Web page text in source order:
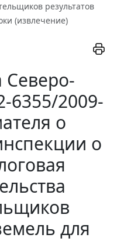
результатов
(извлечение)
Северо-
6355/2009-
о
о
для